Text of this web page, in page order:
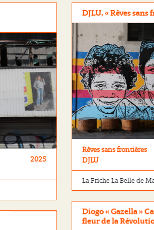
2025
DJLU, « Rêves
Rêves sans frontières
DJLU
La Friche La Belle de
Diogo « Gazella »
fleur de la